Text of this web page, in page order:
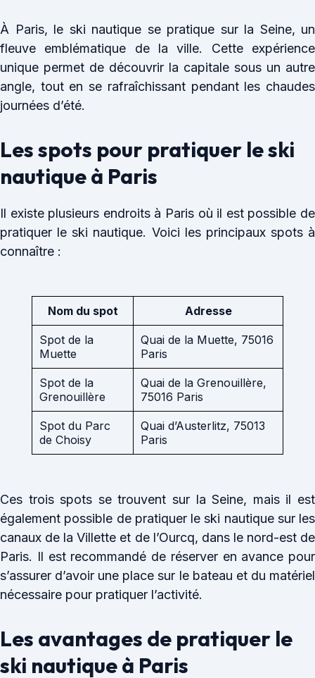
À Paris, le ski nautique se pratique sur la Seine, un
fleuve emblématique de la ville. Cette expérience
unique permet de découvrir la capitale sous un autre
angle, tout en se rafraîchissant pendant les chaudes
journées d’été.
Les spots pour pratiquer le ski
nautique à Paris
Il existe plusieurs endroits à Paris où il est possible de
pratiquer le ski nautique. Voici les principaux spots à
connaître :
Nom du spot Adresse
Spot de la
Muette
Quai de la Muette, 75016
Paris
Spot de la
Grenouillère
Quai de la Grenouillère,
75016 Paris
Spot du Parc
de Choisy
Quai d’Austerlitz, 75013
Paris
Ces trois spots se trouvent sur la Seine, mais il est
également possible de pratiquer le ski nautique sur les
canaux de la Villette et de l’Ourcq, dans le nord-est de
Paris. Il est recommandé de réserver en avance pour
s’assurer d’avoir une place sur le bateau et du matériel
nécessaire pour pratiquer l’activité.
Les avantages de pratiquer le
ski nautique à Paris